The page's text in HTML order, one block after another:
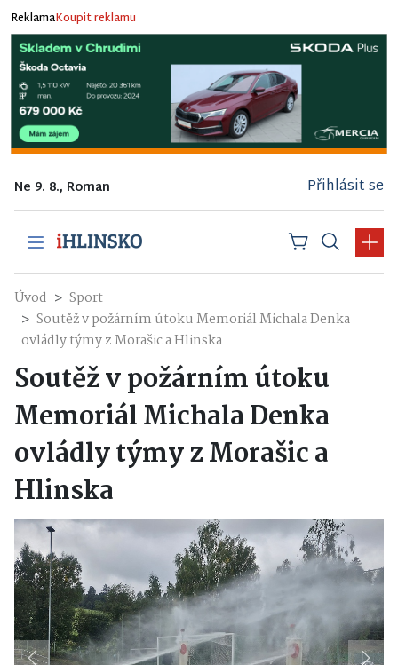
ReklamaKoupit reklamu
Ne 9. 8., Roman Přihlásit se
Úvod
Sport
Soutěž v požárním útoku Memoriál Michala Denka
ovládly týmy z Morašic a Hlinska
Soutěž v požárním útoku
Memoriál Michala Denka
ovládly týmy z Morašic a
Hlinska